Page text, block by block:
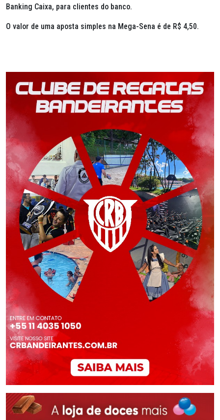
Banking Caixa, para clientes do banco.
O valor de uma aposta simples na Mega-Sena é de R$ 4,50.